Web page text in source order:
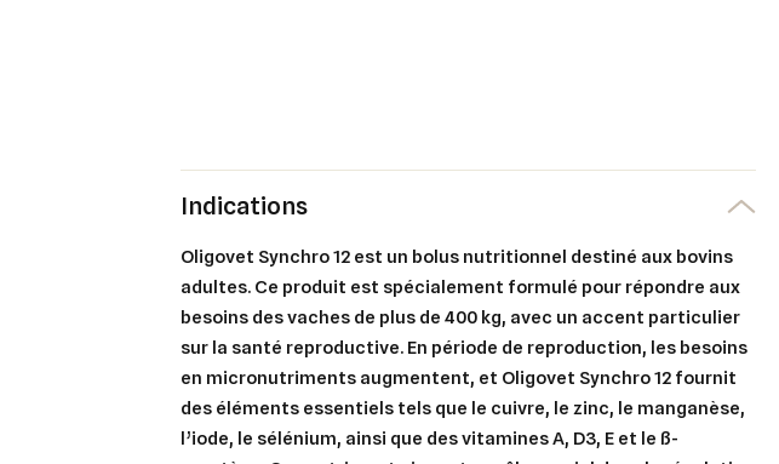
Indications
Oligovet Synchro 12 est un bolus nutritionnel destiné aux bovins
adultes. Ce produit est spécialement formulé pour répondre aux
besoins des vaches de plus de 400 kg, avec un accent particulier
sur la santé reproductive. En période de reproduction, les besoins
en micronutriments augmentent, et Oligovet Synchro 12 fournit
des éléments essentiels tels que le cuivre, le zinc, le manganèse,
l’iode, le sélénium, ainsi que des vitamines A, D3, E et le ß-